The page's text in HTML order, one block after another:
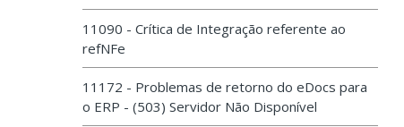
11090 - Crítica de Integração referente ao
refNFe
11172 - Problemas de retorno do eDocs para
o ERP - (503) Servidor Não Disponível